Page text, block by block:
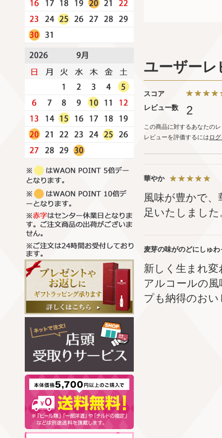
ユーザーレ
スコア
レビュー数
2
この商品に対するあなたの
レビューを評価するには ロ
華やか
風味が豊かで
足いたしました
麦芽の味がのどにしゅわ
新しく生まれ
アルコールの
プも納得のお